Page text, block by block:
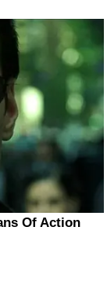
Of Action